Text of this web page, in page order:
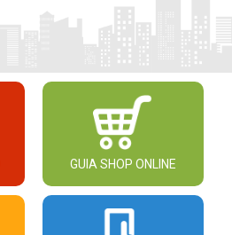
GUIA SHOP ONLINE